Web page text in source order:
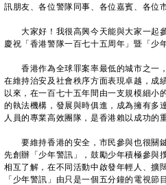
訊朋友、各位警隊同事、各位嘉賓、各位
大家好！我很高興今天能與大家一起
慶祝「香港警隊一百七十五周年」暨「少
香港作為全球罪案率最低的城市之一，
在維持治安及社會秩序方面表現卓越，成
以來，在一百七十五年間由一支規模細小
的執法機構，發展與時俱進，成為擁有多
人員的專業高效團隊，是香港賴以成功的
要維持香港的安全，市民參與也很關
先創辦「少年警訊」，鼓勵少年積極參與
相互了解，在不同活動中啟發年輕人、擴
「少年警訊」由只是一個五分鐘的電視